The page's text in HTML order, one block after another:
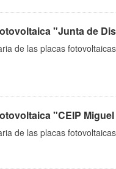
"Junta de
de las placas
"CEIP
de las placas